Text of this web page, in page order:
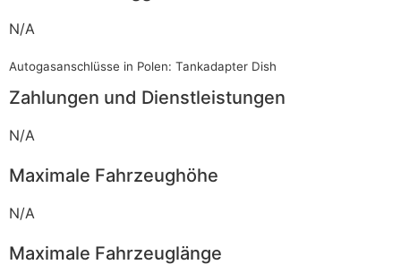
N/A
Autogasanschlüsse in Polen: Tankadapter Dish
Zahlungen und Dienstleistungen
N/A
Maximale Fahrzeughöhe
N/A
Maximale Fahrzeuglänge